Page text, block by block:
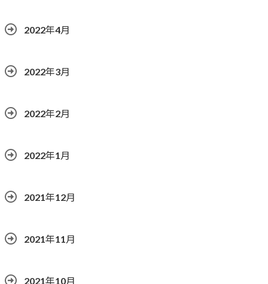
2022年4月
2022年3月
2022年2月
2022年1月
2021年12月
2021年11月
2021年10月